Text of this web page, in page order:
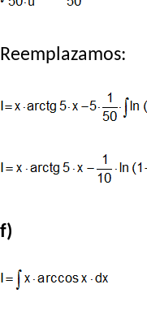
Reemplazamos:
f)